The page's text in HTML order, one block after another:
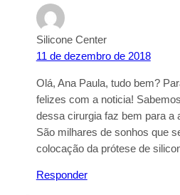
Silicone Center
11 de dezembro de 2018
Olá, Ana Paula, tudo bem?
felizes com a noticia!
dessa cirurgia faz bem para a
São milhares de sonhos que
colocação da prótese de
Responder